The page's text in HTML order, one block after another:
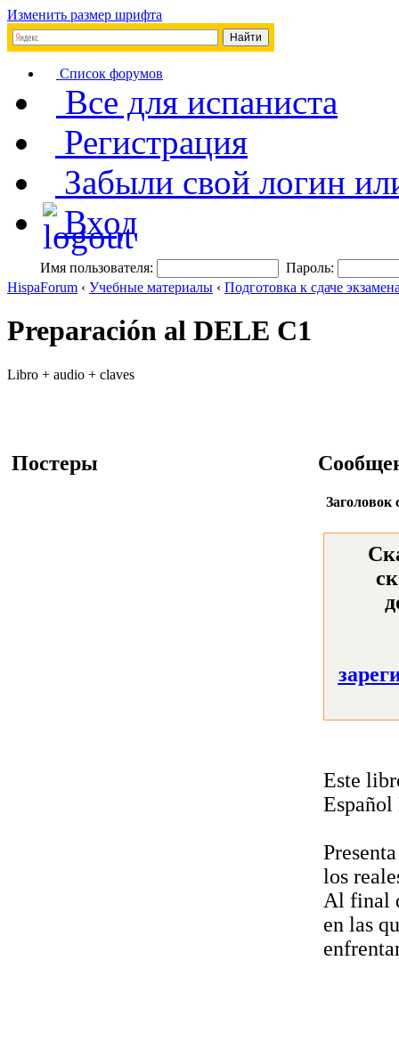
Изменить размер шрифта
Список форумов
Все для испаниста
Регистрация
Забыли свой логин
Вход
Имя пользователя:
Пароль:
HispaForum ‹ Учебные материалы ‹ Подготовка к сдаче
Preparación al DELE C1
Libro + audio + claves
Постеры
Заголовок
Este
los
Al final
en las